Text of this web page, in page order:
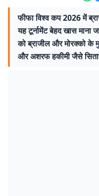
फीफा विश्व कप 2026 में
यह टूर्नामेंट बेहद खास
को ब्राजील और मोरक्को के
और अशरफ हकीमी जैसे